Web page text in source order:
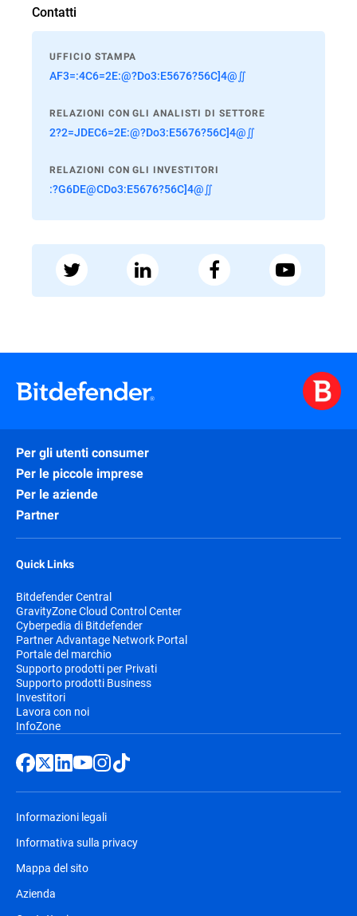
Contatti
UFFICIO STAMPA
AF3=:4C6=2E:@?Do3:E5676?56C]4@∬
RELAZIONI CON GLI ANALISTI DI SETTORE
2?2=JDEC6=2E:@?Do3:E5676?56C]4@∬
RELAZIONI CON GLI INVESTITORI
:?G6DE@CDo3:E5676?56C]4@∬
Per gli utenti consumer
Per le piccole imprese
Per le aziende
Partner
Quick Links
Bitdefender Central
GravityZone Cloud Control Center
Cyberpedia di Bitdefender
Partner Advantage Network Portal
Portale del marchio
Supporto prodotti per Privati
Supporto prodotti Business
Investitori
Lavora con noi
InfoZone
Informazioni legali
Informativa sulla privacy
Mappa del sito
Azienda